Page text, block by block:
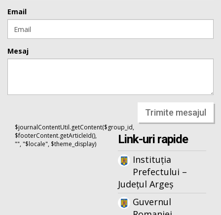
Email
Mesaj
Trimite mesajul
$journalContentUtil.getContent($group_id,
$footerContent.getArticleId(),
"", "$locale", $theme_display)
Link-uri rapide
Instituția
Prefectului –
Județul Argeș
Guvernul